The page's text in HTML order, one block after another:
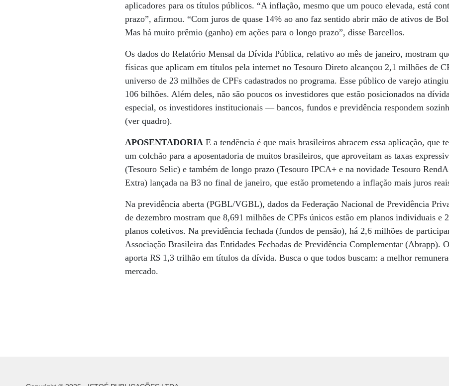
aplicadores para os títulos públicos. “A inflação, mesmo que um pouco elevada, está
prazo”, afirmou. “Com juros de quase 14% ao ano faz sentido abrir mão de ativos de
Mas há muito prêmio (ganho) em ações para o longo prazo”, disse Barcellos.
Os dados do Relatório Mensal da Dívida Pública, relativo ao mês de janeiro, mostram
físicas que aplicam em títulos pela internet no Tesouro Direto alcançou 2,1 milhões de
universo de 23 milhões de CPFs cadastrados no programa. Esse público de varejo
106 bilhões. Além deles, não são poucos os investidores que estão posicionados na
especial, os investidores institucionais — bancos, fundos e previdência respondem
(ver quadro).
APOSENTADORIA E a tendência é que mais brasileiros abracem essa aplicação, que
um colchão para a aposentadoria de muitos brasileiros, que aproveitam as taxas
(Tesouro Selic) e também de longo prazo (Tesouro IPCA+ e na novidade Tesouro
Extra) lançada na B3 no final de janeiro, que estão prometendo a inflação mais juros
Na previdência aberta (PGBL/VGBL), dados da Federação Nacional de Previdência
de dezembro mostram que 8,691 milhões de CPFs únicos estão em planos individuais e
planos coletivos. Na previdência fechada (fundos de pensão), há 2,6 milhões de
Associação Brasileira das Entidades Fechadas de Previdência Complementar (Abrapp).
aporta R$ 1,3 trilhão em títulos da dívida. Busca o que todos buscam: a melhor
mercado.